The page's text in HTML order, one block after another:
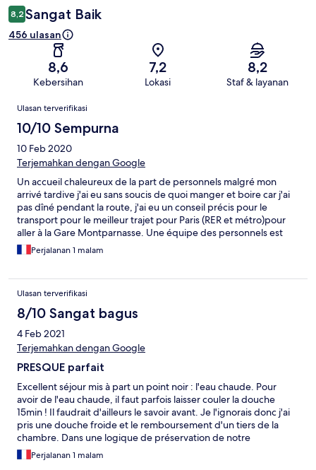
8,2 Sangat Baik
456 ulasan
8,6
Kebersihan
7,2
Lokasi
8,2
Staf & layanan
Ulasan
Ulasan terverifikasi
10/10 Sempurna
10 Feb 2020
Terjemahkan dengan Google
Un accueil chaleureux de la part de personnels malgré mon
arrivé tardive j'ai eu sans soucis de quoi manger et boire car j'ai
pas dîné pendant la route, j'ai eu un conseil précis pour le
transport pour le meilleur trajet pour Paris (RER et métro)pour
aller à la Gare Montparnasse. Une équipe des personnels est
excellente Et exemplaire ! Merci à eux encore !
Perjalanan 1 malam
Ulasan terverifikasi
8/10 Sangat bagus
4 Feb 2021
Terjemahkan dengan Google
PRESQUE parfait
Excellent séjour mis à part un point noir : l'eau chaude. Pour
avoir de l'eau chaude, il faut parfois laisser couler la douche
15min ! Il faudrait d'ailleurs le savoir avant. Je l'ignorais donc j'ai
pris une douche froide et le remboursement d'un tiers de la
chambre. Dans une logique de préservation de notre
environnement, il faudrait à tout prix que la Direction de cet
établissement agisse pour rétablir la situation.
Perjalanan 1 malam